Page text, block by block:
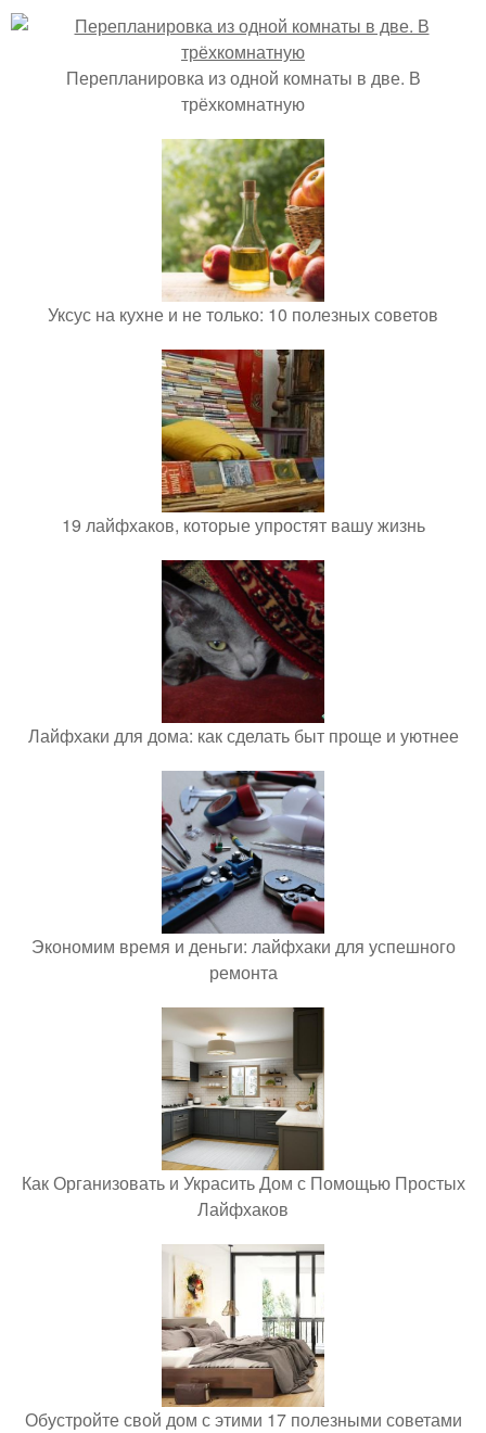
Перепланировка из одной комнаты в две. В
трёхкомнатную
Уксус на кухне и не только: 10 полезных советов
19 лайфхаков, которые упростят вашу жизнь
Лайфхаки для дома: как сделать быт проще и уютнее
Экономим время и деньги: лайфхаки для успешного
ремонта
Как Организовать и Украсить Дом с Помощью Простых
Лайфхаков
Обустройте свой дом с этими 17 полезными советами